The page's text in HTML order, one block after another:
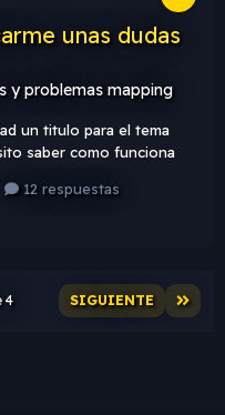
unas dudas
y problemas mapping
un titulo para el tema
saber como funciona
2.Si mi mapa tiene sky y
? 3.Si m...
12 respuestas
SIGUIENTE
4